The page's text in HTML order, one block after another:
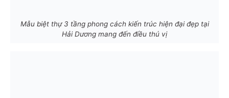
Mẫu biệt thự 3 tầng phong cách kiến trúc hiện đại đẹp tại
Hải Dương mang đến điều thú vị